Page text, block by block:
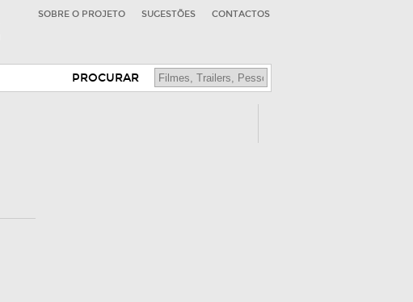
SOBRE O PROJETO SUGESTÕES CONTACTOS
PROCURAR